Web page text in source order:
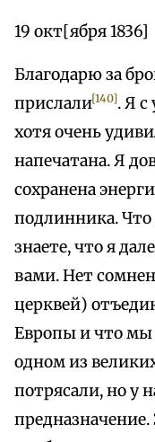
19 окт[ября 1836]
Благодарю за
прислали[140]. Я с
хотя очень
напечатана. Я
сохранена
подлинника. Что
знаете, что я
вами. Нет
церквей)
Европы и что мы
одном из
потрясали, но у
предназначение.